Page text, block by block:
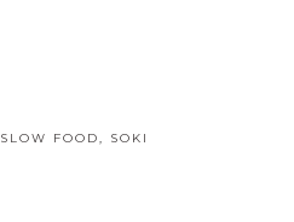
SLOW FOOD, SOKI